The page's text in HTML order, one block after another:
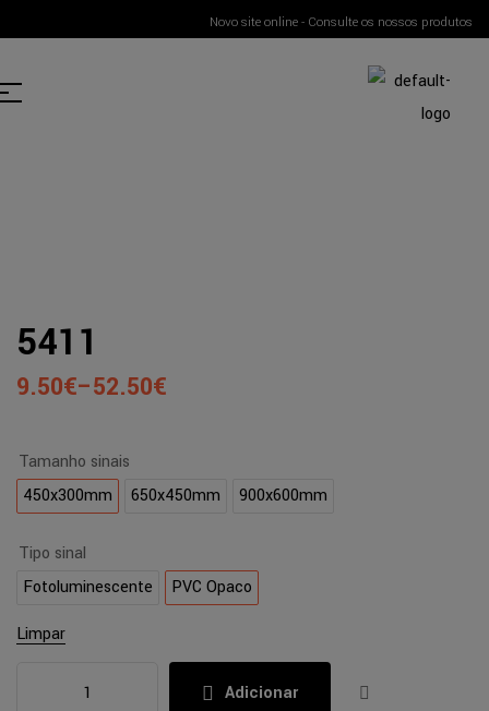
Novo site online - Consulte os nossos produtos
5411
9.50€–52.50€
Tamanho sinais
450x300mm
650x450mm 900x600mm
Tipo sinal
Fotoluminescente
PVC Opaco
Limpar
Adicionar